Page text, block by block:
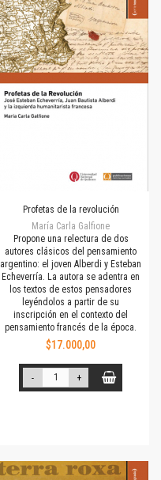
Profetas de la revolución
María Carla Galfione
Propone una relectura de dos
autores clásicos del pensamiento
argentino: el joven Alberdi y Esteban
Echeverría. La autora se adentra en
los textos de estos pensadores
leyéndolos a partir de su
inscripción en el contexto del
pensamiento francés de la época.
$17.000,00
- +